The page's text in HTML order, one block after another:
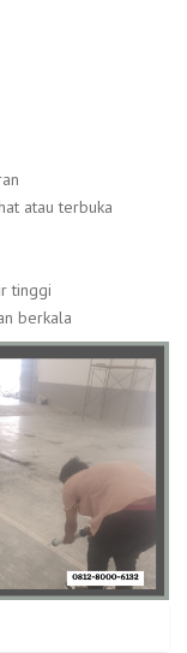
atau terbuka
tinggi
berkala